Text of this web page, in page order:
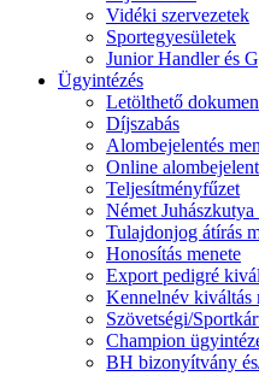
Vidéki szervezetek
Sportegyesületek
Junior Handler és
Ügyintézés
Letölthető
Díjszabás
Alombejelentés
Online
Teljesítményfűzet
Német
Tulajdonjog átírás
Honosítás menete
Export pedigré
Kennelnév kiváltás
Szövetségi/
Champion
BH bizonyítvány